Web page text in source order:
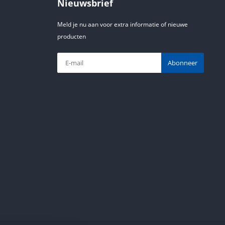
Nieuwsbrief
Meld je nu aan voor extra informatie of nieuwe
producten
Abonneer